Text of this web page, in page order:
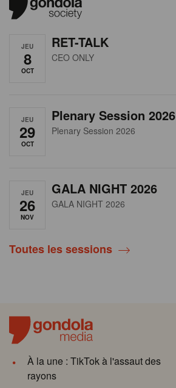
JEU
8
OCT
RET-TALK
CEO ONLY
JEU
29
OCT
Plenary Session 2026
Plenary Session 2026
JEU
26
NOV
GALA NIGHT 2026
GALA NIGHT 2026
Toutes les sessions
À la une : TikTok à l'assaut des
rayons